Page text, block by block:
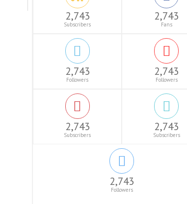
2,743
Subscribers
2,743
Fans
2,743
Followers
2,743
Followers
2,743
Subscribers
2,743
Subscribers
2,743
Followers